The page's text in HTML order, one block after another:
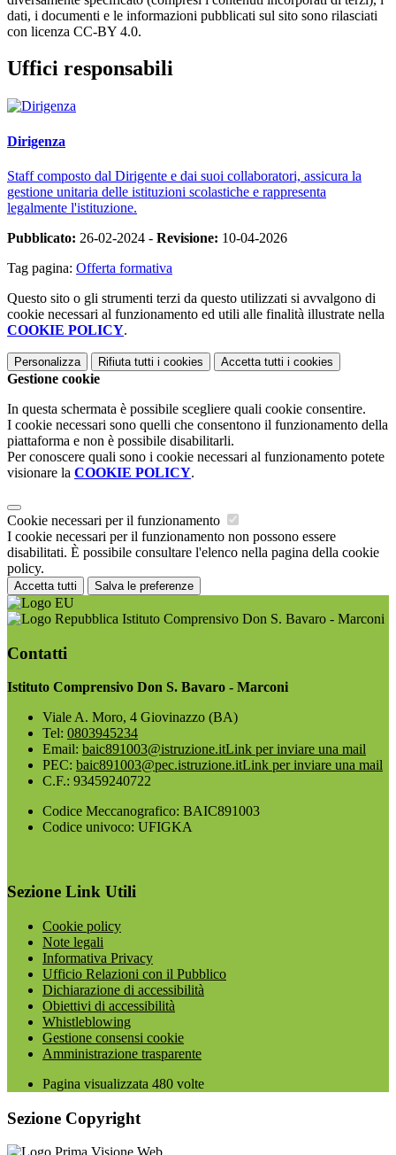
dati, i documenti e le informazioni pubblicati sul sito sono rilasciati
con licenza CC-BY 4.0.
Uffici responsabili
Dirigenza
Staff composto dal Dirigente e dai suoi collaboratori, assicura la
gestione unitaria delle istituzioni scolastiche e rappresenta
legalmente l'istituzione.
Pubblicato: 26-02-2024 - Revisione: 10-04-2026
Tag pagina: Offerta formativa
Questo sito o gli strumenti terzi da questo utilizzati si avvalgono di
cookie necessari al funzionamento ed utili alle finalità illustrate nella
COOKIE POLICY.
Personalizza Rifiuta tutti i cookies Accetta tutti i cookies
Gestione cookie
In questa schermata è possibile scegliere quali cookie consentire.
I cookie necessari sono quelli che consentono il funzionamento della
piattaforma e non è possibile disabilitarli.
Per conoscere quali sono i cookie necessari al funzionamento potete
visionare la COOKIE POLICY.
Cookie necessari per il funzionamento
I cookie necessari per il funzionamento non possono essere
disabilitati. È possibile consultare l'elenco nella pagina della cookie
policy.
Accetta tutti Salva le preferenze
Istituto Comprensivo Don S. Bavaro - Marconi
Contatti
Istituto Comprensivo Don S. Bavaro - Marconi
Viale A. Moro, 4 Giovinazzo (BA)
Tel: 0803945234
Email: baic891003@istruzione.itLink per inviare una mail
PEC: baic891003@pec.istruzione.itLink per inviare una mail
C.F.: 93459240722
Codice Meccanografico: BAIC891003
Codice univoco: UFIGKA
Sezione Link Utili
Cookie policy
Note legali
Informativa Privacy
Ufficio Relazioni con il Pubblico
Dichiarazione di accessibilità
Obiettivi di accessibilità
Whistleblowing
Gestione consensi cookie
Amministrazione trasparente
Pagina visualizzata 480 volte
Sezione Copyright